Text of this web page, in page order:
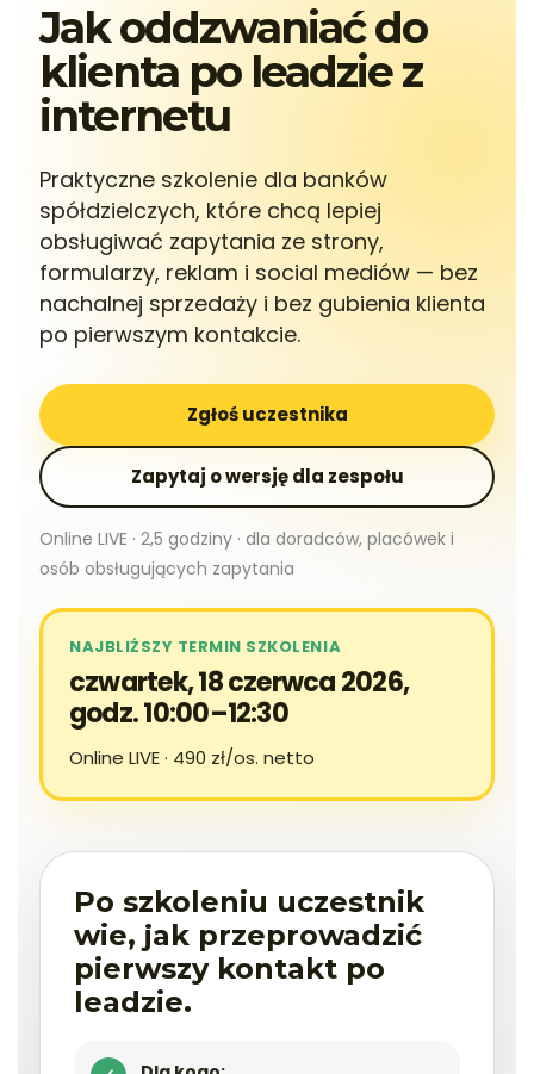
Jak oddzwaniać do
klienta po leadzie z
internetu
Praktyczne szkolenie dla banków
spółdzielczych, które chcą lepiej
obsługiwać zapytania ze strony,
formularzy, reklam i social mediów — bez
nachalnej sprzedaży i bez gubienia klienta
po pierwszym kontakcie.
Zgłoś uczestnika
Zapytaj o wersję dla zespołu
Online LIVE · 2,5 godziny · dla doradców, placówek i
osób obsługujących zapytania
NAJBLIŻSZY TERMIN SZKOLENIA
czwartek, 18 czerwca 2026,
godz. 10:00–12:30
Online LIVE · 490 zł/os. netto
Po szkoleniu uczestnik
wie, jak przeprowadzić
pierwszy kontakt po
leadzie.